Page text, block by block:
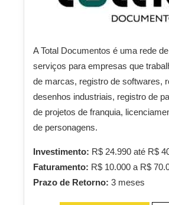
A Total Documentos é uma rede
serviços para empresas que
de marcas, registro de softwares,
desenhos industriais, registro de
de projetos de franquia,
de personagens.
Investimento: R$ 24.990 até R$
Faturamento: R$ 10.000 a R$
Prazo de Retorno: 3 meses